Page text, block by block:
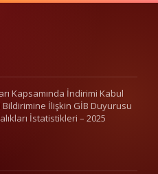
Kapsamında İndirimi Kabul
İlişkin GİB Duyurusu
İstatistikleri – 2025